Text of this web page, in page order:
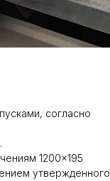
согласно
1200×195
утвержденного